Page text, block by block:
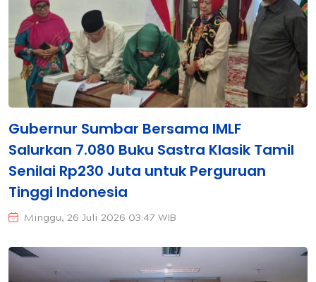
Gubernur Sumbar Bersama IMLF
Salurkan 7.080 Buku Sastra Klasik Tamil
Senilai Rp230 Juta untuk Perguruan
Tinggi Indonesia
Minggu, 26 Juli 2026 03:47 WIB